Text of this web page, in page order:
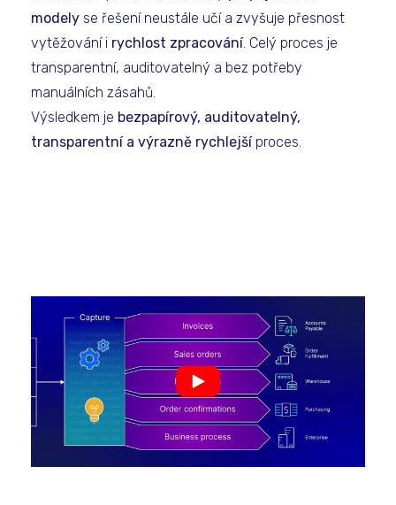
modely se řešení neustále učí a zvyšuje přesnost
vytěžování i rychlost zpracování. Celý proces je
transparentní, auditovatelný a bez potřeby
manuálních zásahů.
Výsledkem je bezpapírový, auditovatelný,
transparentní a výrazně rychlejšíproces.